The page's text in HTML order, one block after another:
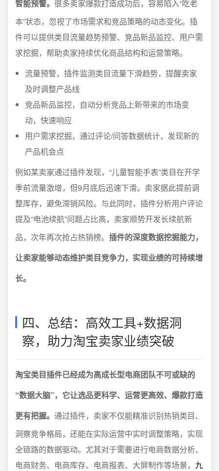
智能预警。 很多卖家爆款打造成功后，容易陷入“吃老
本”状态，忽视了市场需求和竞品策略的动态变化。插
件可以提供类目流量趋势预警、竞品新品监控、用户需
求挖掘，帮助卖家持续优化商品结构和运营策略。
流量预警，插件监测类目流量下滑趋势，提醒卖家
及时调整产品线
竞品新品监控，自动分析竞品上新带来的市场变
动，快速响应
用户需求挖掘，通过评论/问答数据统计，发现新的
产品机会点
例如某卖家通过插件发现，“儿童智能手表”类目在开学
季前流量激增，但9月底后迅速下滑。卖家据此提前调
整库存，避免滞销风险。与此同时，插件分析用户评论
提及“电池续航”问题占比高，卖家顺势开发长续航新
品，次年再次抢占热销榜。 插件的深度数据挖掘能力，
让卖家能够动态维护类目竞争力，实现业绩的可持续增
长。
四、总结：高效工具+数据洞
察，助力淘宝卖家业绩突破
淘宝类目插件已经成为高成长型电商团队不可或缺的
“数据大脑”，它让选品更科学、运营更高效、爆款打造
更有把握。 通过插件，卖家不仅能精准识别热销类目、
洞察竞争格局，还能在实际运营中实时调整策略，实现
全链路的数据驱动。尤其对于需要进行电商数据分析、
电商财务、电商库存、电商报表、大屏制作等场景， 九